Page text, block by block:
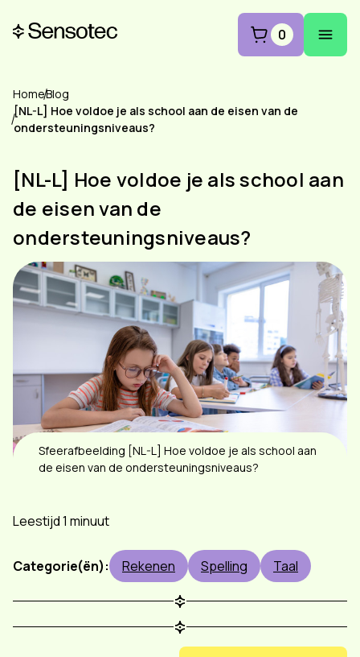
0
HomeBlog
[NL-L] Hoe voldoe je als school aan de eisen van de
ondersteuningsniveaus?
[NL-L] Hoe voldoe je als school aan
de eisen van de
ondersteuningsniveaus?
Sfeerafbeelding [NL-L] Hoe voldoe je als school aan
de eisen van de ondersteuningsniveaus?
Leestijd 1 minuut
Categorie(ën): Rekenen Spelling Taal